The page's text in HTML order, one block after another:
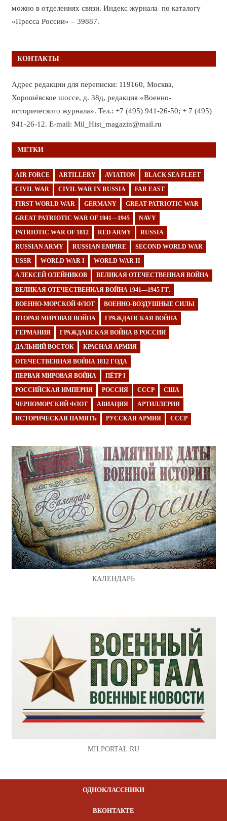
можно в отделениях связи. Индекс журнала по каталогу
«Пресса России» – 39887.
КОНТАКТЫ
Адрес редакции для переписки: 119160, Москва,
Хорошёвское шоссе, д. 38д, редакция «Военно-
исторического журнала». Тел.: +7 (495) 941-26-50; + 7 (495)
941-26-12. E-mail: Mil_Hist_magazin@mail.ru
МЕТКИ
AIR FORCE ARTILLERY AVIATION BLACK SEA FLEET
CIVIL WAR CIVIL WAR IN RUSSIA FAR EAST
FIRST WORLD WAR GERMANY GREAT PATRIOTIC WAR
GREAT PATRIOTIC WAR OF 1941—1945 NAVY
PATRIOTIC WAR OF 1812 RED ARMY RUSSIA
RUSSIAN ARMY RUSSIAN EMPIRE SECOND WORLD WAR
USSR WORLD WAR I WORLD WAR II
АЛЕКСЕЙ ОЛЕЙНИКОВ ВЕЛИКАЯ ОТЕЧЕСТВЕННАЯ ВОЙНА
ВЕЛИКАЯ ОТЕЧЕСТВЕННАЯ ВОЙНА 1941—1945 ГГ.
ВОЕННО-МОРСКОЙ ФЛОТ ВОЕННО-ВОЗДУШНЫЕ СИЛЫ
ВТОРАЯ МИРОВАЯ ВОЙНА ГРАЖДАНСКАЯ ВОЙНА
ГЕРМАНИЯ ГРАЖДАНСКАЯ ВОЙНА В РОССИИ
ДАЛЬНИЙ ВОСТОК КРАСНАЯ АРМИЯ
ОТЕЧЕСТВЕННАЯ ВОЙНА 1812 ГОДА
ПЕРВАЯ МИРОВАЯ ВОЙНА ПЁТР I
РОССИЙСКАЯ ИМПЕРИЯ РОССИЯ СССР США
ЧЕРНОМОРСКИЙ ФЛОТ АВИАЦИЯ АРТИЛЛЕРИЯ
ИСТОРИЧЕСКАЯ ПАМЯТЬ РУССКАЯ АРМИЯ СССР
КАЛЕНДАРЬ
MILPORTAL.RU
ОДНОКЛАССНИКИ
ВКОНТАКТЕ